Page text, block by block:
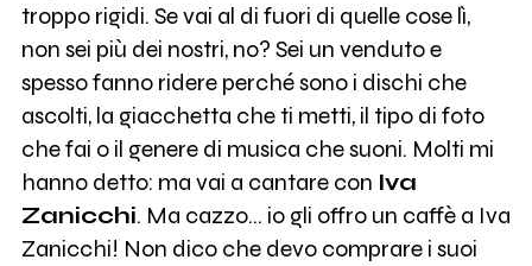
troppo rigidi. Se vai al di fuori di quelle cose lì,
non sei più dei nostri, no? Sei un venduto e
spesso fanno ridere perché sono i dischi che
ascolti, la giacchetta che ti metti, il tipo di foto
che fai o il genere di musica che suoni. Molti mi
hanno detto: ma vai a cantare con Iva
Zanicchi. Ma cazzo... io gli offro un caffè a Iva
Zanicchi! Non dico che devo comprare i suoi